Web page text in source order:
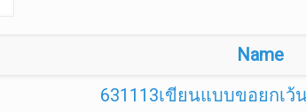
Name
631113เขียนแบบขอยกเว้